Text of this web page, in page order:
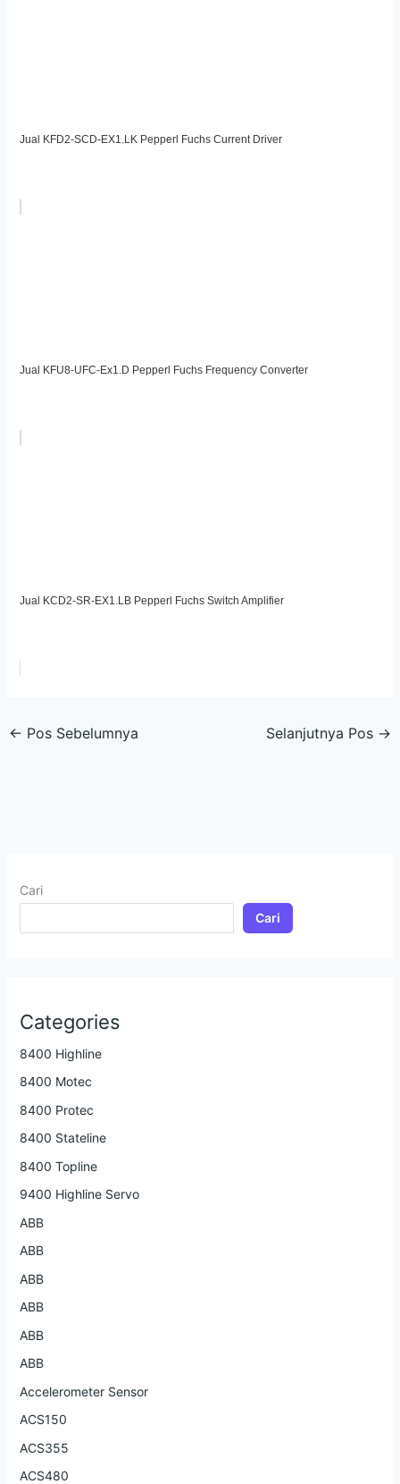
Jual KFD2-SCD-EX1.LK Pepperl Fuchs Current Driver
Jual KFU8-UFC-Ex1.D Pepperl Fuchs Frequency Converter
Jual KCD2-SR-EX1.LB Pepperl Fuchs Switch Amplifier
← Pos Sebelumnya Selanjutnya Pos →
Cari
Cari
Categories
8400 Highline
8400 Motec
8400 Protec
8400 Stateline
8400 Topline
9400 Highline Servo
ABB
ABB
ABB
ABB
ABB
ABB
Accelerometer Sensor
ACS150
ACS355
ACS480